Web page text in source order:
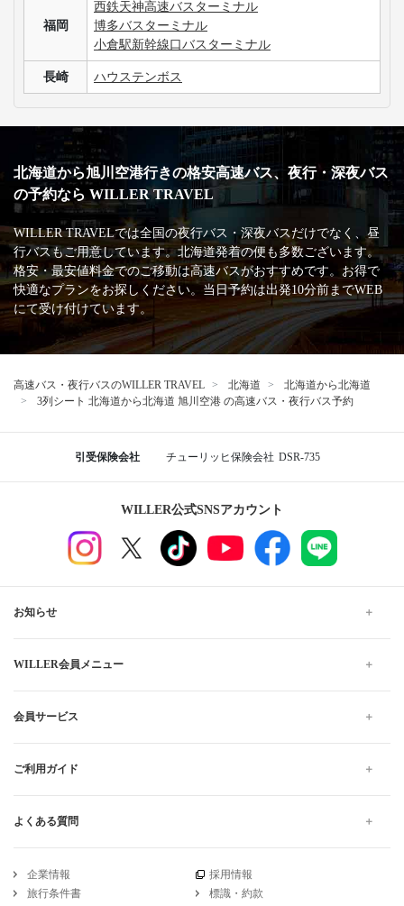
福岡
西鉄天神高速バスターミナル
博多バスターミナル
小倉駅新幹線口バスターミナル
長崎 ハウステンボス
北海道から旭川空港行きの格安高速バス、夜行・深夜バス
の予約なら WILLER TRAVEL
WILLER TRAVELでは全国の夜行バス・深夜バスだけでなく、昼
行バスもご用意しています。北海道発着の便も多数ございます。
格安・最安値料金でのご移動は高速バスがおすすめです。お得で
快適なプランをお探しください。当日予約は出発10分前までWEB
にて受け付けています。
高速バス・夜行バスのWILLER TRAVEL 北海道
北海道から北海道
3列シート 北海道から北海道 旭川空港 の高速バス・夜行バス予約
引受保険会社 チューリッヒ保険会社 DSR-735
WILLER公式SNSアカウント
お知らせ
WILLER会員メニュー
会員サービス
ご利用ガイド
よくある質問
企業情報
採用情報
旅行条件書
標識・約款